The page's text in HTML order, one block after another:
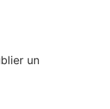
un